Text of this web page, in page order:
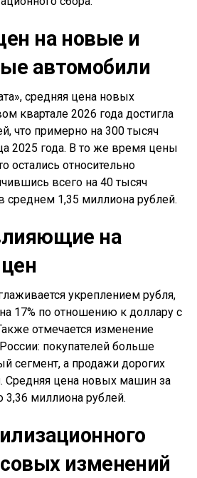
на новые и
автомобили
средняя цена новых
квартале 2026 года достигла
что примерно на 300 тысяч
2025 года. В то же время цены
остались относительно
всего на 40 тысяч
среднем 1,35 миллиона рублей.
на
укреплением рубля,
17% по отношению к доллару с
отмечается изменение
покупателей больше
сегмент, а продажи дорогих
Средняя цена новых машин за
3,36 миллиона рублей.
изменений